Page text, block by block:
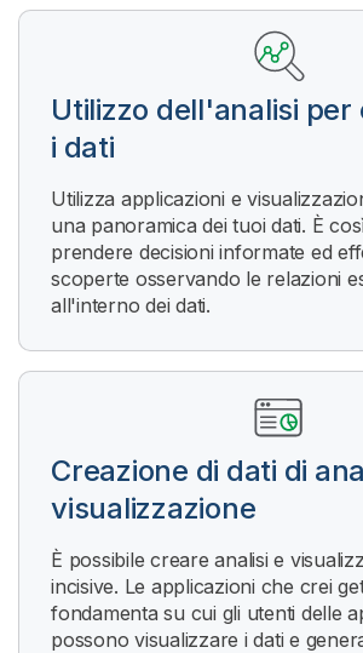
Utilizzo dell'analisi per
i dati
Utilizza applicazioni e
una panoramica dei tuoi dati. È
prendere decisioni informate ed
scoperte osservando le relazioni
all'interno dei dati.
Creazione di dati di
visualizzazione
È possibile creare analisi e
incisive. Le applicazioni che crei
fondamenta su cui gli utenti delle
possono visualizzare i dati e